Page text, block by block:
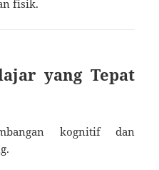
fisik.
yang Tepat
kognitif dan